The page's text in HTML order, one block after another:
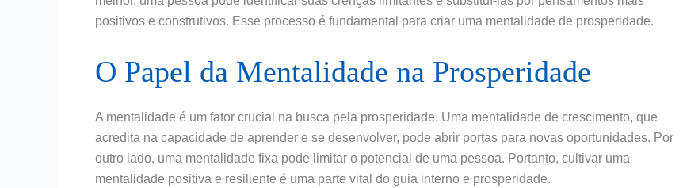
positivos e construtivos. Esse processo é fundamental para criar uma mentalidade de prosperidade.
O Papel da Mentalidade na Prosperidade
A mentalidade é um fator crucial na busca pela prosperidade. Uma mentalidade de crescimento, que
acredita na capacidade de aprender e se desenvolver, pode abrir portas para novas oportunidades. Por
outro lado, uma mentalidade fixa pode limitar o potencial de uma pessoa. Portanto, cultivar uma
mentalidade positiva e resiliente é uma parte vital do guia interno e prosperidade.